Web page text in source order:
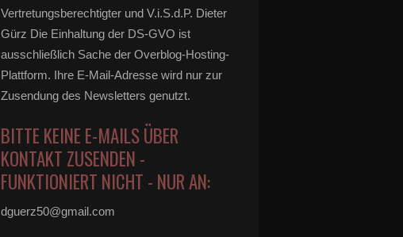
Vertretungsberechtigter und V.i.S.d.P. Dieter
Gürz Die Einhaltung der DS-GVO ist
ausschließlich Sache der Overblog-Hosting-
Plattform. Ihre E-Mail-Adresse wird nur zur
Zusendung des Newsletters genutzt.
BITTE KEINE E-MAILS ÜBER
KONTAKT ZUSENDEN -
FUNKTIONIERT NICHT - NUR AN:
dguerz50@gmail.com